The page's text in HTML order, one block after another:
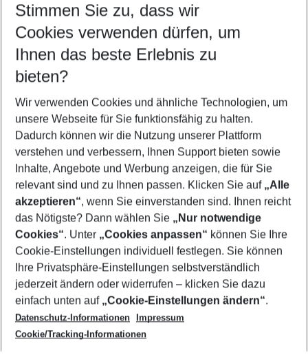
Abflughafen wählen
Beliebiger Abflughafen
Reisezeitraum wählen
10.08.26– 08.08.27 5-8 Nächte
2 Erwachsene Keine Kinder
Mehr Filter anzeigen
Footer
Footer navigation
Über uns
AGB
Cookie-Einstellungen ändern
Cookie-Richtlinie
Datenschutz
Service & Hilfe
Barrierefreies Reisen
Check-in
Folgen Sie uns
Stimmen Sie zu, dass wir
Cookies verwenden dürfen, um
Ihnen das beste Erlebnis zu
bieten?
Wir verwenden Cookies und ähnliche Technologien, um
unsere Webseite für Sie funktionsfähig zu halten.
Dadurch können wir die Nutzung unserer Plattform
verstehen und verbessern, Ihnen Support bieten sowie
Inhalte, Angebote und Werbung anzeigen, die für Sie
relevant sind und zu Ihnen passen. Klicken Sie auf „Alle
akzeptieren“, wenn Sie einverstanden sind. Ihnen reicht
das Nötigste? Dann wählen Sie „Nur notwendige
Cookies“. Unter „Cookies anpassen“ können Sie Ihre
Cookie-Einstellungen individuell festlegen. Sie können
Ihre Privatsphäre-Einstellungen selbstverständlich
jederzeit ändern oder widerrufen – klicken Sie dazu
einfach unten auf „Cookie-Einstellungen ändern“.
Datenschutz-Informationen
Impressum
Cookie/Tracking-Informationen